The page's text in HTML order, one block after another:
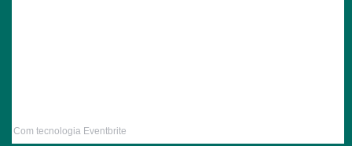
Com tecnologia Eventbrite